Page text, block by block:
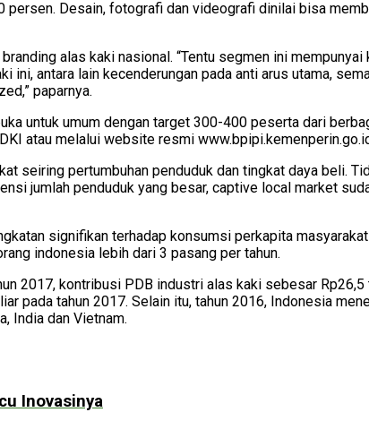
Desain, fotografi dan videografi dinilai bisa
alas kaki nasional. “Tentu segmen ini
antara lain kecenderungan pada anti arus utama,
paparnya.
untuk umum dengan target 300-400 peserta dari
atau melalui website resmi
seiring pertumbuhan penduduk dan tingkat daya beli.
jumlah penduduk yang besar, captive local market
signifikan terhadap konsumsi perkapita
indonesia lebih dari 3 pasang per tahun.
2017, kontribusi PDB industri alas kaki sebesar
pada tahun 2017. Selain itu, tahun 2016, Indonesia
India dan Vietnam.
Inovasinya